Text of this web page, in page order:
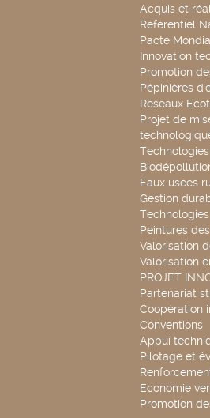
Acquis et
Référentiel
Pacte
Innovation
Promotion
Pépinières
Réseaux
Projet de
Eaux usées
Gestion
Peintures
Valorisation
Valorisation
PROJET
Partenariat
Coopération
Conventions
Appui
Pilotage et
Economie
Promotion